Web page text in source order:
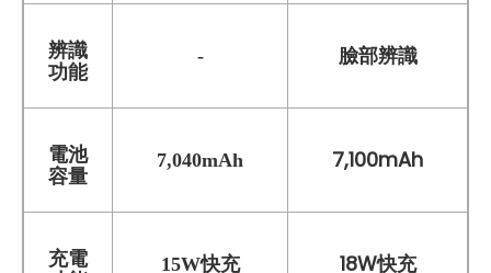
辨識
功能
- 臉部辨識
電池
容量
7,040mAh 7,100mAh
充電
15W快充 18W快充